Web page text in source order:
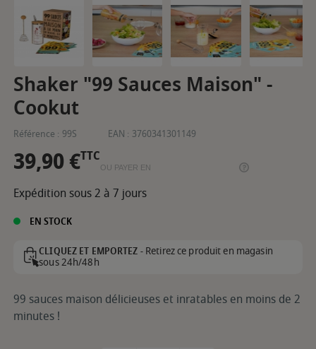
Shaker "99 Sauces Maison" -
Cookut
Référence : 99S EAN : 3760341301149
39,90 €TTC
OU PAYER EN
Expédition sous 2 à 7 jours
EN STOCK
CLIQUEZ ET EMPORTEZ -Retirez ce produit en magasin
sous 24h/48h
99 sauces maison délicieuses et inratables en moins de 2
minutes !